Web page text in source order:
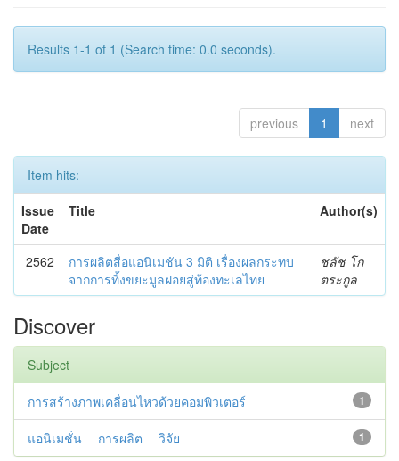
Results 1-1 of 1 (Search time: 0.0 seconds).
previous 1 next
Item hits:
Issue
Date
Title Author(s)
2562
การผลิตสื่อแอนิเมชัน 3 มิติ เรื่องผลกระทบ
จากการทิ้งขยะมูลฝอยสู่ท้องทะเลไทย
ชลัช โก
ตระกูล
Discover
Subject
1
การสร้างภาพเคลื่อนไหวด้วยคอมพิวเตอร์
1
แอนิเมชั่น -- การผลิต -- วิจัย